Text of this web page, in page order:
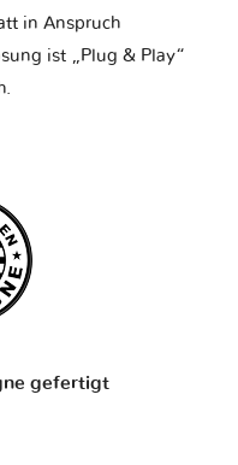
in Anspruch
ist „Plug & Play“
gefertigt